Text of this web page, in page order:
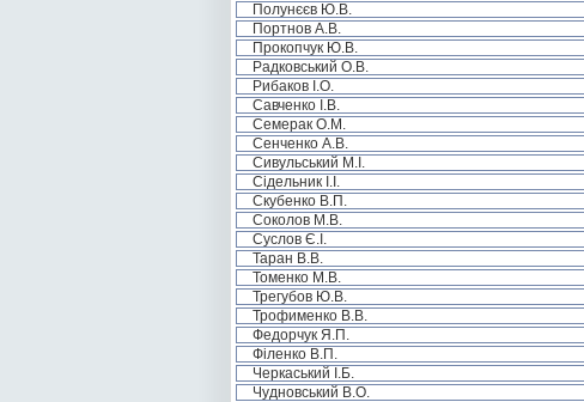
Полунєєв Ю.В.
Портнов А.В.
Прокопчук Ю.В.
Радковський О.В.
Рибаков І.О.
Савченко І.В.
Семерак О.М.
Сенченко А.В.
Сивульський М.І.
Сідельник І.І.
Скубенко В.П.
Соколов М.В.
Суслов Є.І.
Таран В.В.
Томенко М.В.
Трегубов Ю.В.
Трофименко В.В.
Федорчук Я.П.
Філенко В.П.
Черкаський І.Б.
Чудновський В.О.